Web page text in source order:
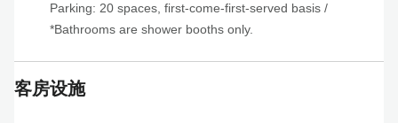
Parking: 20 spaces, first-come-first-served basis
*Bathrooms are shower booths only.
客房设施